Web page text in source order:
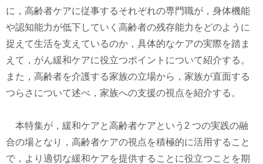
に，高齢者ケアに従事するそれぞれの専門職が，身体機能
や認知能力が低下していく高齢者の残存能力をどのように
捉えて生活を支えているのか，具体的なケアの実際を踏ま
えて，がん緩和ケアに役立つポイントについて紹介する。
また，高齢者を介護する家族の立場から，家族が直面する
つらさについて述べ，家族への支援の視点を紹介する。
本特集が，緩和ケアと高齢者ケアという2 つの実践の融
合の場となり，高齢者ケアの視点を積極的に活用すること
で，より適切な緩和ケアを提供することに役立つことを期